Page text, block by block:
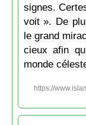
signes.
voit ». De
le grand
cieux afin
monde
https://